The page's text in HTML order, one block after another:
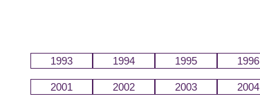
1993 1994 1995 1996
2001 2002 2003 2004